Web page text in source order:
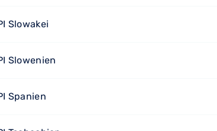
Slowakei
Slowenien
Spanien